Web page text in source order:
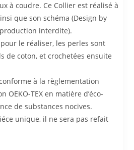
à coudre. Ce Collier est réalisé à
que son schéma (Design by
interdite).
le réaliser, les perles sont
de coton, et crochetées ensuite
à la règlementation
OEKO-TEX en matière d’éco-
de substances nocives.
unique, il ne sera pas refait